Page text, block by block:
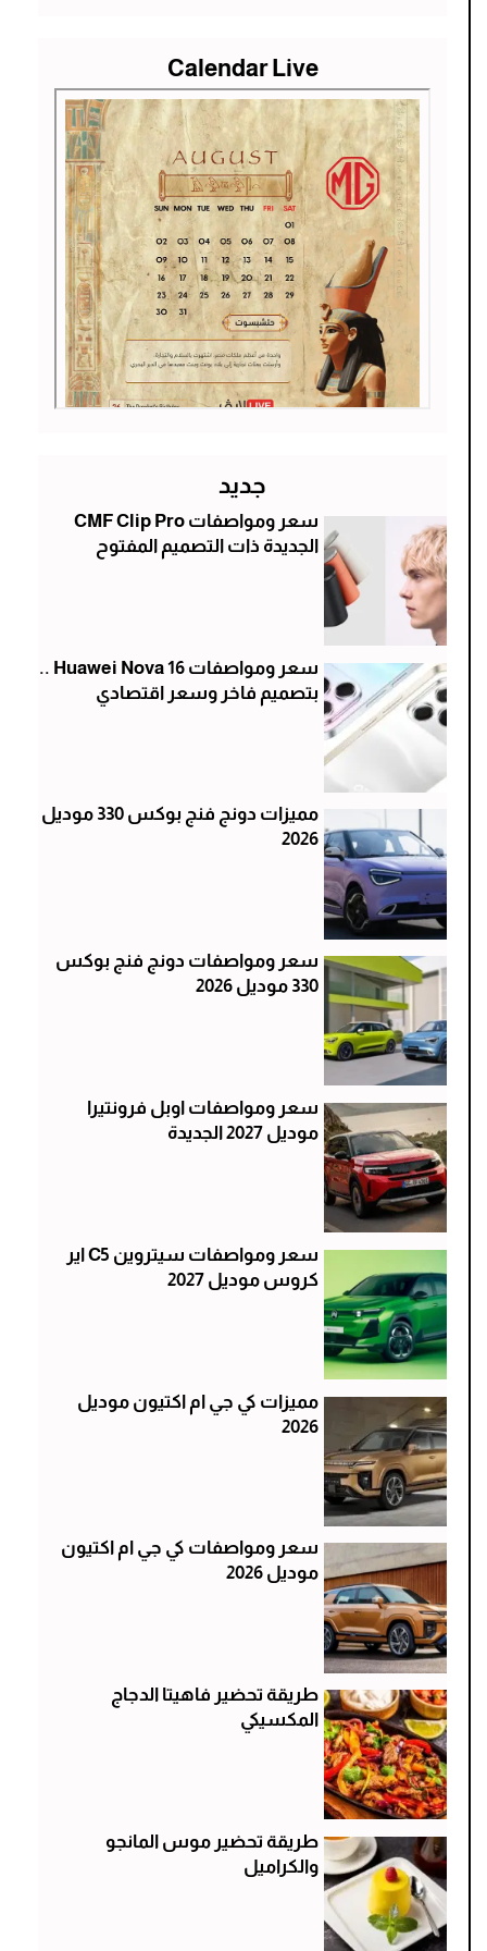
Calendar Live
جديد
سعر ومواصفات CMF Clip Pro
الجديدة ذات التصميم المفتوح
سعر ومواصفات Huawei Nova 16 ..
بتصميم فاخر وسعر اقتصادي
مميزات دونج فنج بوكس 330 موديل
2026
سعر ومواصفات دونج فنج بوكس
330 موديل 2026
سعر ومواصفات اوبل فرونتيرا
موديل 2027 الجديدة
سعر ومواصفات سيتروين C5 اير
كروس موديل 2027
مميزات كي جي ام اكتيون موديل
2026
سعر ومواصفات كي جي ام اكتيون
موديل 2026
طريقة تحضير فاهيتا الدجاج
المكسيكي
طريقة تحضير موس المانجو
والكراميل